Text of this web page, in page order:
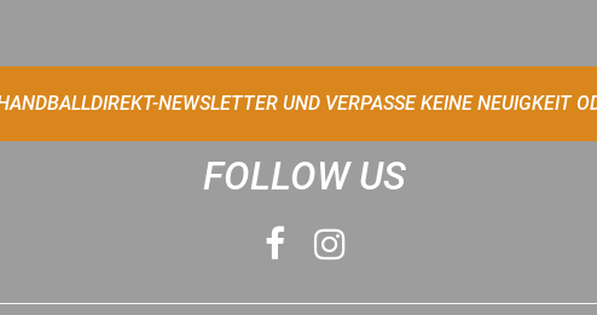
NEWSLETTER UND VERPASSE KEINE NEUIGKEIT
FOLLOW US